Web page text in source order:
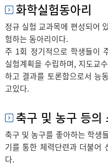
화학실험동아리
정규 실험 교과목에 편성되어
험하는 동아리이다.
주 1회 정기적으로 학생들이
실험계획을 수립하며, 지도교
하고 결과를 토론함으로서 능
고있다.
축구 및 농구 등의
축구 및 농구를 좋아하는 학생
기를 통한 체력단련과 더불어
다.